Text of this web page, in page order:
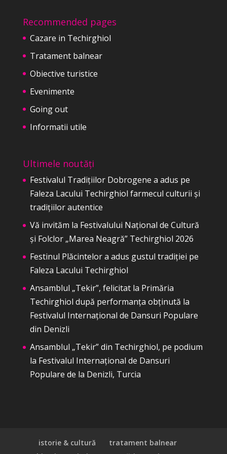
Recommended pages
Cazare in Techirghiol
Tratament balnear
Obiective turistice
Evenimente
Going out
Informatii utile
Ultimele noutăți
Festivalul Tradițiilor Dobrogene a adus pe
Faleza Lacului Techirghiol farmecul culturii și
tradițiilor autentice
Vă invităm la Festivalului Național de Cultură
și Folclor „Marea Neagră” Techirghiol 2026
Festinul Plăcintelor a adus gustul tradiției pe
Faleza Lacului Techirghiol
Ansamblul „Tekir”, felicitat la Primăria
Techirghiol după performanța obținută la
Festivalul Internațional de Dansuri Populare
din Denizli
Ansamblul „Tekir” din Techirghiol, pe podium
la Festivalul Internațional de Dansuri
Populare de la Denizli, Turcia
istorie & cultură
tratament balnear